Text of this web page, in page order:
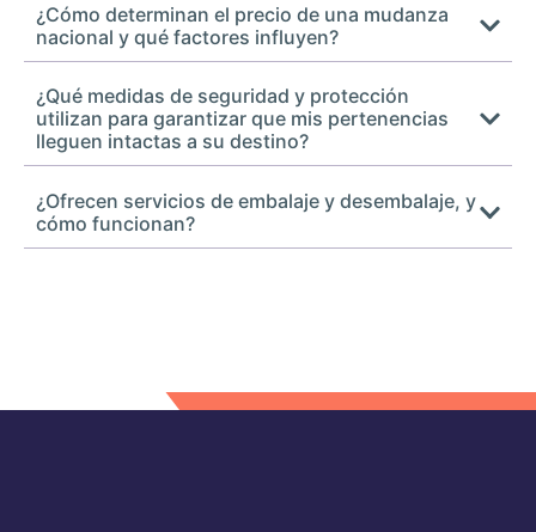
¿Cómo determinan el precio de una mudanza
nacional y qué factores influyen?
¿Qué medidas de seguridad y protección
utilizan para garantizar que mis pertenencias
lleguen intactas a su destino?
¿Ofrecen servicios de embalaje y desembalaje, y
cómo funcionan?